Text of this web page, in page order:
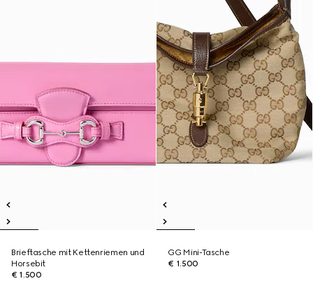
Brieftasche mit Kettenriemen und
Horsebit
€ 1.500
GG Mini-Tasche
€ 1.500